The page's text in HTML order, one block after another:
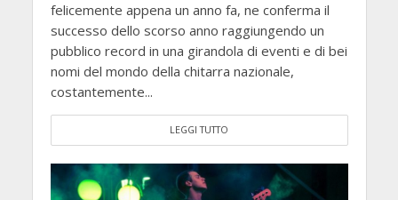
felicemente appena un anno fa, ne conferma il
successo dello scorso anno raggiungendo un
pubblico record in una girandola di eventi e di bei
nomi del mondo della chitarra nazionale,
costantemente...
LEGGI TUTTO